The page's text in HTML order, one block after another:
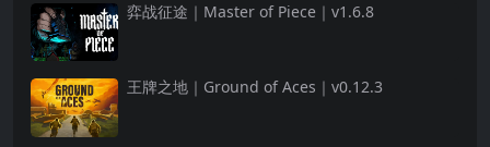
弈战征途｜Master of Piece｜v1.6.8
王牌之地｜Ground of Aces｜v0.12.3